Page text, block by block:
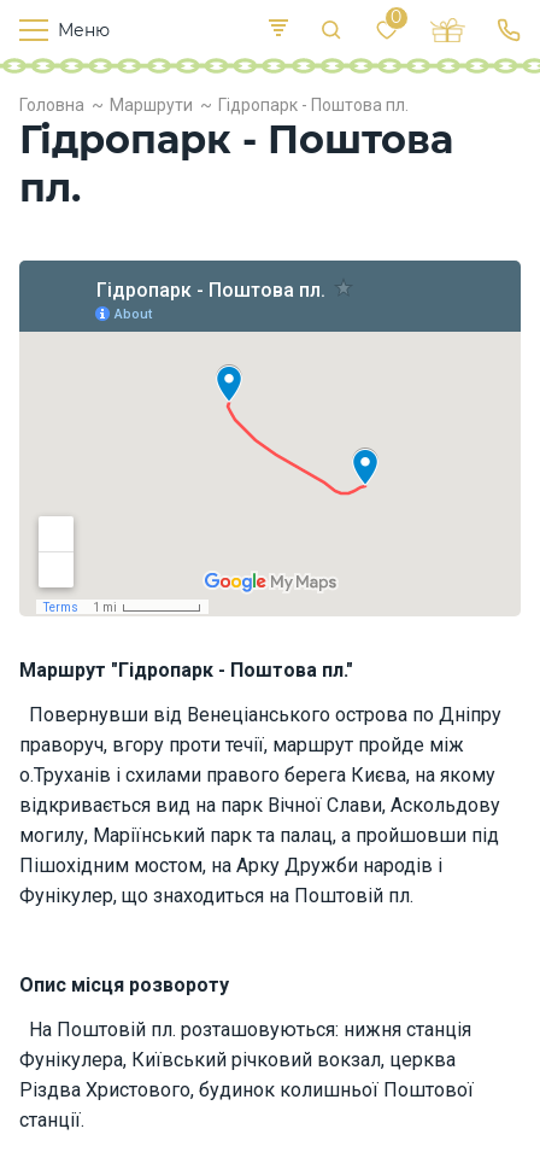
Головна Маршрути Гідропарк - Поштова пл.
Гідропарк - Поштова
пл.
Маршрут "Гідропарк - Поштова пл."
Повернувши від Венеціанського острова по Дніпру
праворуч, вгору проти течії, маршрут пройде між
о.Труханів і схилами правого берега Києва, на якому
відкривається вид на парк Вічної Слави, Аскольдову
могилу, Маріїнський парк та палац, а пройшовши під
Пішохідним мостом, на Арку Дружби народів і
Фунікулер, що знаходиться на Поштовій пл.
Опис місця розвороту
На Поштовій пл. розташовуються: нижня станція
Фунікулера, Київський річковий вокзал, церква
Різдва Христового, будинок колишньої Поштової
станції.
Меню
0
Т
е
л
і
р
и
л
ь
н
і
я
х
М
о
т
о
К
в
У
р